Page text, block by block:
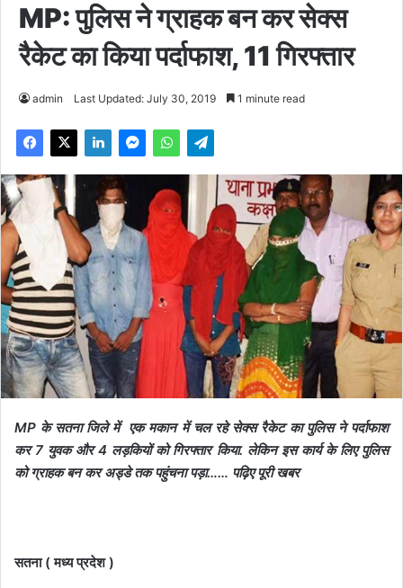
MP: पुलिस ने ग्राहक बन कर सेक्स
रैकेट का किया पर्दाफाश, 11 गिरफ्तार
admin Last Updated: July 30, 2019 1 minute read
MP के सतना जिले में एक मकान में चल रहे सेक्स रैकेट का पुलिस ने पर्दाफाश
कर 7 युवक और 4 लड़कियों को गिरफ्तार किया. लेकिन इस कार्य के लिए पुलिस
को ग्राहक बन कर अड्डे तक पहुंचना पड़ा…… पढ़िए पूरी खबर
सतना ( मध्य प्रदेश )